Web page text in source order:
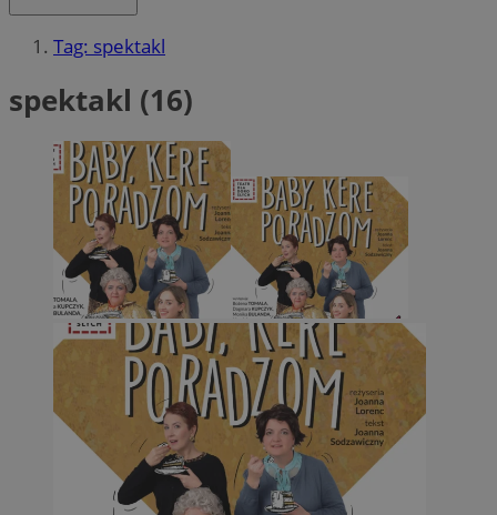
Tag: spektakl
spektakl (16)